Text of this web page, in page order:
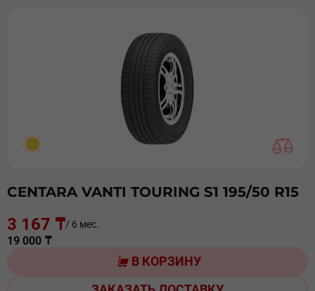
CENTARA VANTI TOURING S1 195/50 R15
3 167 ₸/ 6 мес.
19 000 ₸
В КОРЗИНУ